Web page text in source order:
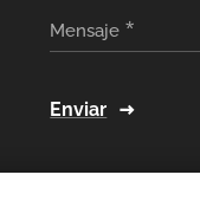
Mensaje
Enviar